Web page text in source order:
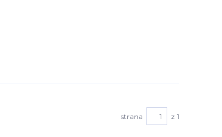
strana z 1